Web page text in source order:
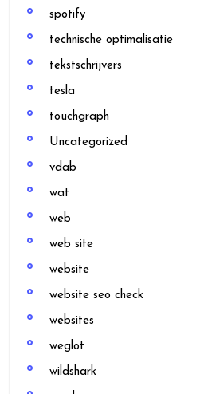
spotify
technische optimalisatie
tekstschrijvers
tesla
touchgraph
Uncategorized
vdab
wat
web
web site
website
website seo check
websites
weglot
wildshark